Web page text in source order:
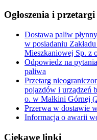
Ogłoszenia i przetargi
Dostawa paliw
w posiadaniu
Mieszkaniowej Sp. z
Odpowiedz na
paliwa
Przetarg
pojazdów i urządzeń
o. w Małkini Górnej
Przerwa w dostawie
Informacja o awarii
Ciekawe linki